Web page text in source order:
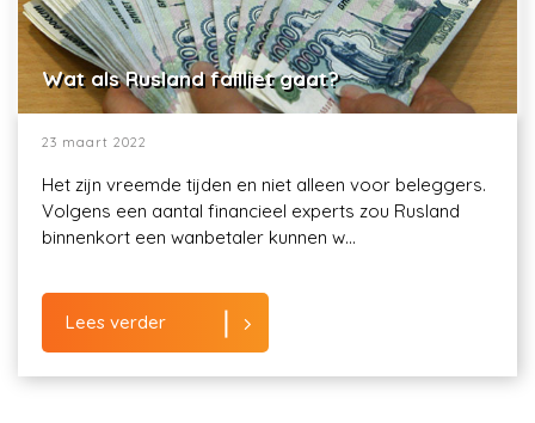
Wat als Rusland failliet gaat?
23 maart 2022
Het zijn vreemde tijden en niet alleen voor beleggers.
Volgens een aantal financieel experts zou Rusland
binnenkort een wanbetaler kunnen w...
Lees verder